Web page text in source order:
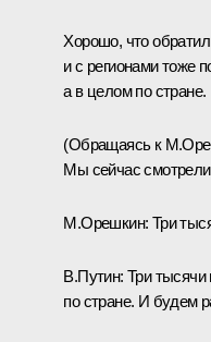
Хорошо, что
и с регионами тоже
а в целом по стране.
(Обращаясь к
Мы сейчас смотрели
М.Орешкин: Три
В.Путин: Три тысячи
по стране. И будем